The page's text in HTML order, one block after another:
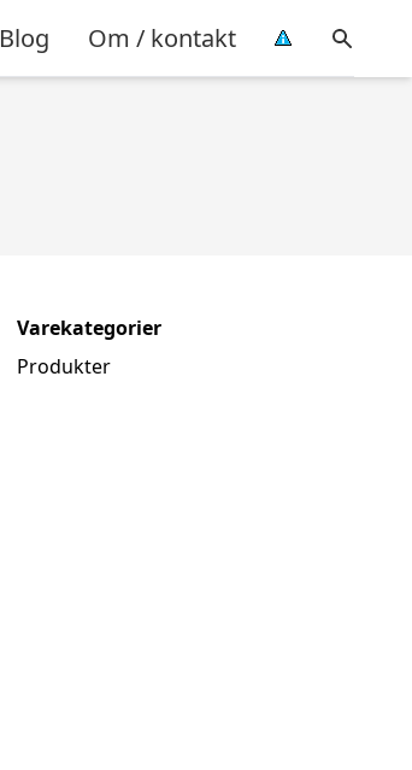
Blog Om / kontakt
Varekategorier
Produkter